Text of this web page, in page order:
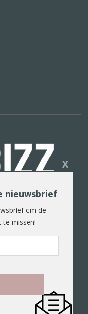
beeld
X
nieuwsbrief
om de
te missen!